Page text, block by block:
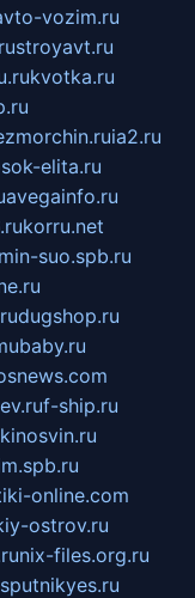
vozim.ru
stroyavt.ru
kvotka.ru
ia2.ru
elita.ru
avegainfo.ru
korru.net
suo.spb.ru
dugshop.ru
f-ship.ru
kinosvin.ru
online.com
ostrov.ru
nix-files.org.ru
sputnikyes.ru